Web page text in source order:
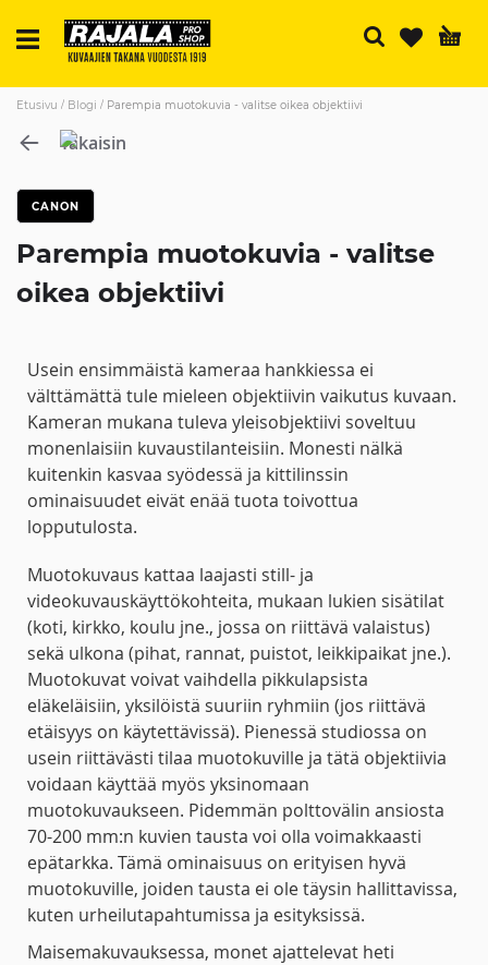
Etusivu Blogi Parempia muotokuvia - valitse oikea objektiivi
Takaisin
CANON
Parempia muotokuvia - valitse
oikea objektiivi
Usein ensimmäistä kameraa hankkiessa ei
välttämättä tule mieleen objektiivin vaikutus kuvaan.
Kameran mukana tuleva yleisobjektiivi soveltuu
monenlaisiin kuvaustilanteisiin. Monesti nälkä
kuitenkin kasvaa syödessä ja kittilinssin
ominaisuudet eivät enää tuota toivottua
lopputulosta.
Muotokuvaus kattaa laajasti still- ja
videokuvauskäyttökohteita, mukaan lukien sisätilat
(koti, kirkko, koulu jne., jossa on riittävä valaistus)
sekä ulkona (pihat, rannat, puistot, leikkipaikat jne.).
Muotokuvat voivat vaihdella pikkulapsista
eläkeläisiin, yksilöistä suuriin ryhmiin (jos riittävä
etäisyys on käytettävissä). Pienessä studiossa on
usein riittävästi tilaa muotokuville ja tätä objektiivia
voidaan käyttää myös yksinomaan
muotokuvaukseen. Pidemmän polttovälin ansiosta
70-200 mm:n kuvien tausta voi olla voimakkaasti
epätarkka. Tämä ominaisuus on erityisen hyvä
muotokuville, joiden tausta ei ole täysin hallittavissa,
kuten urheilutapahtumissa ja esityksissä.
Maisemakuvauksessa, monet ajattelevat heti